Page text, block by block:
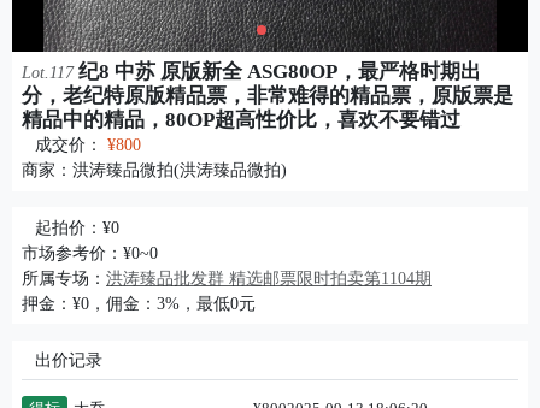
Lot.117 纪8 中苏 原版新全 ASG80OP，最严格时期出
分，老纪特原版精品票，非常难得的精品票，原版票是
精品中的精品，80OP超高性价比，喜欢不要错过
成交价： ¥800
商家： 洪涛臻品微拍(洪涛臻品微拍)
起拍价：¥0
市场参考价：¥0~0
所属专场： 洪涛臻品批发群 精选邮票限时拍卖第1104期
押金：¥0，佣金：3%，最低0元
出价记录